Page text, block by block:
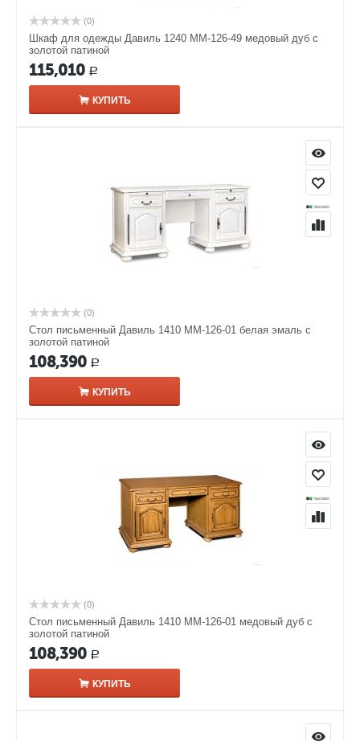
(0)
Шкаф для одежды Давиль 1240 ММ-126-49 медовый дуб с
золотой патиной
115,010 Р
КУПИТЬ
(0)
Стол письменный Давиль 1410 ММ-126-01 белая эмаль с
золотой патиной
108,390 Р
КУПИТЬ
(0)
Стол письменный Давиль 1410 ММ-126-01 медовый дуб с
золотой патиной
108,390 Р
КУПИТЬ